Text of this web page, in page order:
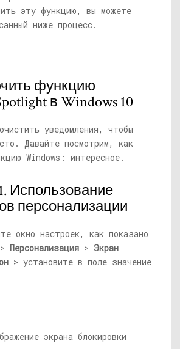
эту функцию, вы можете
ниже процесс.
функцию
в Windows 10
уведомления, чтобы
Давайте посмотрим, как
Windows: интересное.
Использование
персонализации
окно настроек, как показано
Персонализация > Экран
> установите в поле значение